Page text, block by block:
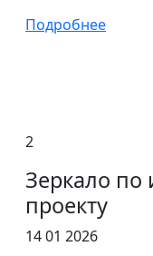
Подробнее
2
Зеркало
проекту
14 01 2026